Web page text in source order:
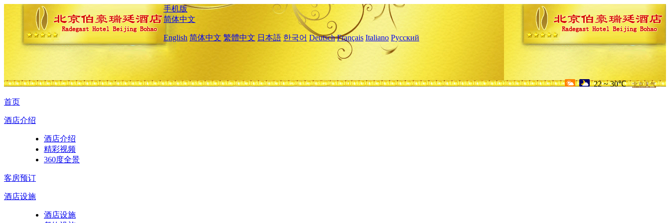
手机版
简体中文
English 简体中文 繁體中文 日本語 한국어 Deutsch Français Italiano Русский
22 ~ 30℃ 北京天气
首页
酒店介绍
酒店介绍
精彩视频
360度全景
客房预订
酒店设施
酒店设施